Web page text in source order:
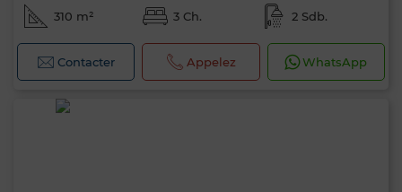
310 m² 3 Ch. 2 Sdb.
Contacter Appelez WhatsApp